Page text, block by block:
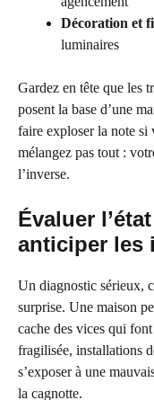
Décoration et
luminaires
Gardez en tête que les
posent la base d’une
faire exploser la note si
mélangez pas tout :
l’inverse.
Évaluer
anticiper les
Un diagnostic sérieux,
surprise. Une maison
cache des vices qui
fragilisée, installations
s’exposer à une
la cagnotte.